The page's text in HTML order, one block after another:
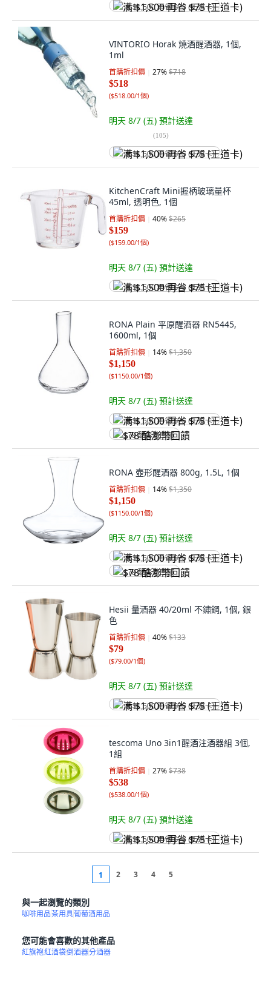
满 $1,500 再省 $75 (王道卡)
VINTORIO Horak 燒酒醒酒器, 1個,
1ml
首購折扣價 27%$718
$518
($518.00/1個)
明天 8/7 (五) 預計送達
(105)
满 $1,500 再省 $75 (王道卡)
KitchenCraft Mini握柄玻璃量杯
45ml, 透明色, 1個
首購折扣價 40%$265
$159
($159.00/1個)
明天 8/7 (五) 預計送達
满 $1,500 再省 $75 (王道卡)
RONA Plain 平原醒酒器 RN5445,
1600ml, 1個
首購折扣價 14%$1,350
$1,150
($1150.00/1個)
明天 8/7 (五) 預計送達
满 $1,500 再省 $75 (王道卡)
$78 酷澎幣回饋
RONA 壺形醒酒器 800g, 1.5L, 1個
首購折扣價 14%$1,350
$1,150
($1150.00/1個)
明天 8/7 (五) 預計送達
满 $1,500 再省 $75 (王道卡)
$78 酷澎幣回饋
Hesii 量酒器 40/20ml 不鏽鋼, 1個, 銀
色
首購折扣價 40%$133
$79
($79.00/1個)
明天 8/7 (五) 預計送達
满 $1,500 再省 $75 (王道卡)
tescoma Uno 3in1醒酒注酒器組 3個,
1組
首購折扣價 27%$738
$538
($538.00/1個)
明天 8/7 (五) 預計送達
满 $1,500 再省 $75 (王道卡)
1 2 3 4 5
與一起瀏覽的類別
咖啡用品茶用具葡萄酒用品
您可能會喜歡的其他產品
紅旗袍紅酒袋倒酒器分酒器